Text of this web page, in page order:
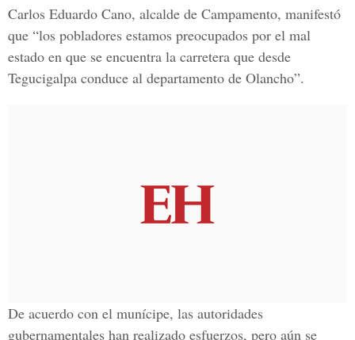
Carlos Eduardo Cano, alcalde de Campamento, manifestó
que “los pobladores estamos preocupados por el mal
estado en que se encuentra la carretera que desde
Tegucigalpa conduce al departamento de Olancho”.
De acuerdo con el munícipe, las autoridades
gubernamentales han realizado esfuerzos, pero aún se